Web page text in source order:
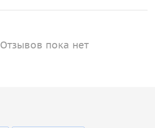
Отзывов пока нет